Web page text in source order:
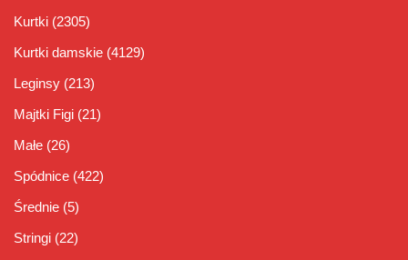
Kurtki (2305)
Kurtki damskie (4129)
Leginsy (213)
Majtki Figi (21)
Małe (26)
Spódnice (422)
Średnie (5)
Stringi (22)